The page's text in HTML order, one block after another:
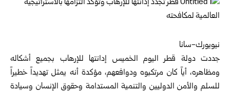
نيويورك-سانا
جددت دولة قطراليوم الخميس إدانتها للإرهاب بجميع أشكاله
ومظاهره، أياً كان مرتكبوه ودوافعهم، مؤكدة أنه يمثل تهديداً خطيراً
للسلم والأمن الدوليين والتنمية المستدامة وحقوق الإنسان وسيادة